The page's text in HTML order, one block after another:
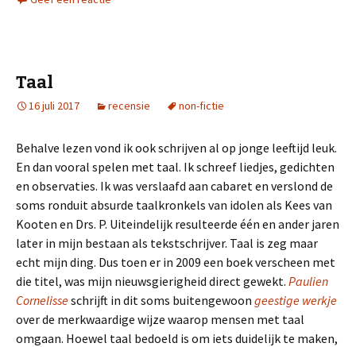
Taal
16 juli 2017 recensie non-fictie
Behalve lezen vond ik ook schrijven al op jonge leeftijd leuk.
En dan vooral spelen met taal. Ik schreef liedjes, gedichten
en observaties. Ik was verslaafd aan cabaret en verslond de
soms ronduit absurde taalkronkels van idolen als Kees van
Kooten en Drs. P. Uiteindelijk resulteerde één en ander jaren
later in mijn bestaan als tekstschrijver. Taal is zeg maar
echt mijn ding. Dus toen er in 2009 een boek verscheen met
die titel, was mijn nieuwsgierigheid direct gewekt. Paulien
Cornelisseschrijft in dit soms buitengewoon geestige werkje
over de merkwaardige wijze waarop mensen met taal
omgaan. Hoewel taal bedoeld is om iets duidelijk te maken,